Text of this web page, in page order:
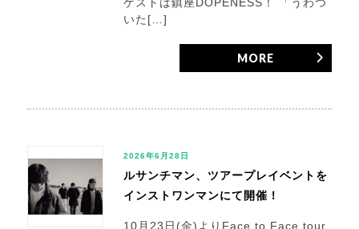
いた[…]
MORE
2026年6月28日
ルサンチマン、ツアープレイベントを
インストワンマンにて開催！
10月23日(金)よりFace to Face tour